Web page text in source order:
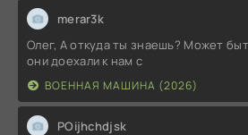
merar3k
Олег, А откуда ты знаешь? Может
они доехали к нам с
ВОЕННАЯ МАШИНА (2026)
POijhchdjsk